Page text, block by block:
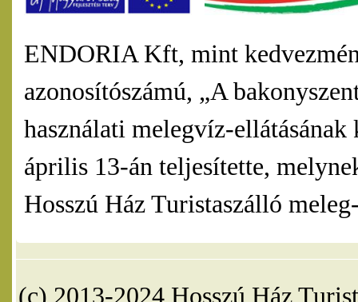
ENDORIA Kft, mint
azonosítószámú, „A
használati melegvíz-
április 13-án teljesítette,
Hosszú Ház Turistaszálló
(c) 2013-2024 Hosszú Ház